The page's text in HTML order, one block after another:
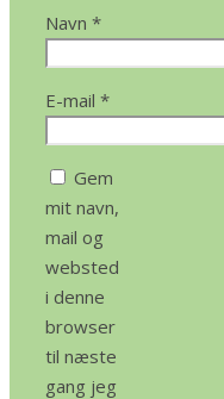
Navn *
E-mail *
Gem
mit navn,
mail og
websted
i denne
browser
til næste
gang jeg